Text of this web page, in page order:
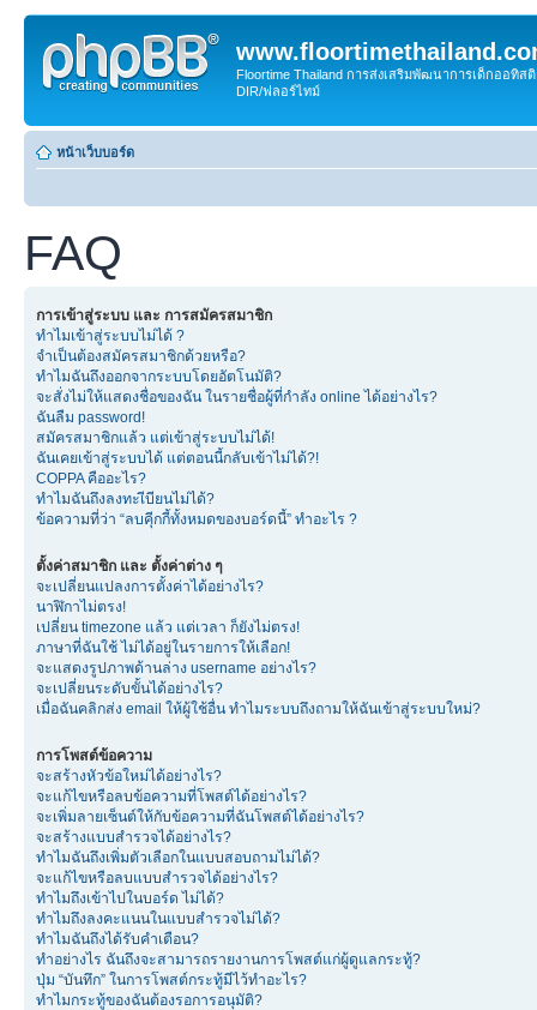
Floortime Thailand การส่งเสริมพัฒนาการเด็กออทิ
DIR/ฟลอร์ไทม์
หน้าเว็บบอร์ด
FAQ
การเข้าสู่ระบบ และ การสมัครสมาชิก
ทำไมเข้าสู่ระบบไม่ได้ ?
จำเป็นต้องสมัครสมาชิกด้วยหรือ?
ทำไมฉันถึงออกจากระบบโดยอัตโนมัติ?
จะสั่งไม่ให้แสดงชื่อของฉัน ในรายชื่อผู้ที่กำลัง online ได้อย่างไร?
ฉันลืม password!
สมัครสมาชิกแล้ว แต่เข้าสู่ระบบไม่ได้!
ฉันเคยเข้าสู่ระบบได้ แต่ตอนนี้กลับเข้าไม่ได้?!
COPPA คืออะไร?
ทำไมฉันถึงลงทะเีบียนไม่ได้?
ข้อความที่ว่า “ลบคุีกกี้ทั้งหมดของบอร์ดนี้” ทำอะไร ?
ตั้งค่าสมาชิก และ ตั้งค่าต่าง ๆ
จะเปลี่ยนแปลงการตั้งค่าได้อย่างไร?
นาฬิกาไม่ตรง!
เปลี่ยน timezone แล้ว แต่เวลา ก็ยังไม่ตรง!
ภาษาที่ฉันใช้ ไม่ได้อยู่ในรายการให้เลือก!
จะแสดงรูปภาพด้านล่าง username อย่างไร?
จะเปลี่ยนระดับขั้นได้อย่างไร?
เมื่อฉันคลิกส่ง email ให้ผู้ใช้อื่น ทำไมระบบถึงถามให้ฉันเข้าสู่ระบบใหม่?
การโพสต์ข้อความ
จะสร้างหัวข้อใหม่ได้อย่างไร?
จะแก้ไขหรือลบข้อความที่โพสต์ได้อย่างไร?
จะเพิ่มลายเซ็นต์ให้กับข้อความที่ฉันโพสต์ได้อย่างไร?
จะสร้างแบบสำรวจได้อย่างไร?
ทำไมฉันถึงเพิ่มตัวเลือกในแบบสอบถามไม่ได้?
จะแก้ไขหรือลบแบบสำรวจได้อย่างไร?
ทำไมถึงเข้าไปในบอร์ด ไม่ได้?
ทำไมถึงลงคะแนนในแบบสำรวจไม่ได้?
ทำไมฉันถึงได้รับคำเตือน?
ทำอย่างไร ฉันถึงจะสามารถรายงานการโพสต์แก่ผู้ดูแลกระทู้?
ปุ่ม “บันทึก” ในการโพสต์กระทู้มีไว้ทำอะไร?
ทำไมกระทู้ของฉันต้องรอการอนุมัติ?